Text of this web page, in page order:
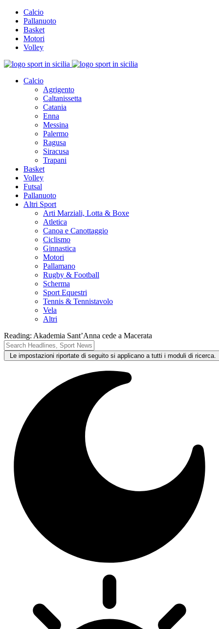
Calcio
Pallanuoto
Basket
Motori
Volley
Calcio
Agrigento
Caltanissetta
Catania
Enna
Messina
Palermo
Ragusa
Siracusa
Trapani
Basket
Volley
Futsal
Pallanuoto
Altri Sport
Arti Marziali, Lotta & Boxe
Atletica
Canoa e Canottaggio
Ciclismo
Ginnastica
Motori
Pallamano
Rugby & Football
Scherma
Sport Equestri
Tennis & Tennistavolo
Vela
Altri
Reading: Akademia Sant’Anna cede a Macerata